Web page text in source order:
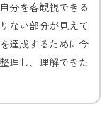
分を客観視できる
ない部分が見えて
達成するために今
理し、理解できた